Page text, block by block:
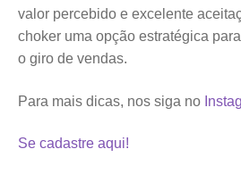
valor percebido e excelente
choker uma opção estratégica
o giro de vendas.
Para mais dicas, nos siga no
Se cadastre aqui!